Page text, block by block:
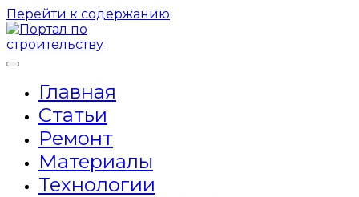
Перейти к содержанию
Главная
Статьи
Ремонт
Материалы
Технологии